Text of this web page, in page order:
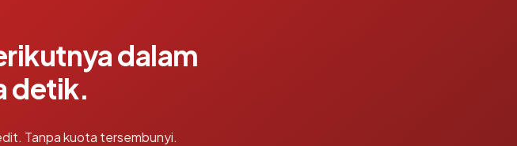
dalam
detik.
Tanpa kuota tersembunyi.